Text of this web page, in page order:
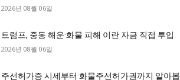
2026년 08월 06일
트럼프, 중동 해운·화물 피해 이란 자금 직접 투입
2026년 08월 06일
주선허가증 시세부터 화물주선허가권까지 알아봅